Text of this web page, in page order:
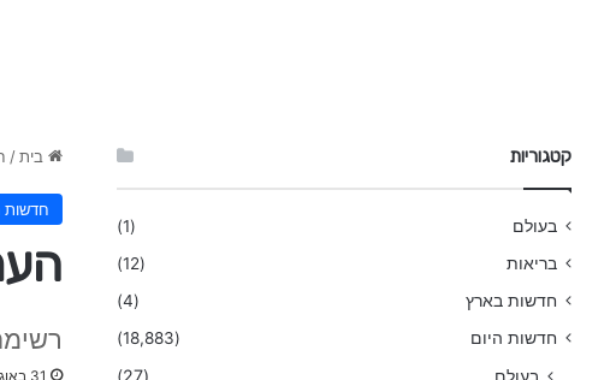
בית /
חדשות
31 באוגוסט 2020
קטגוריות
בעולם
(1)
בריאות
(12)
חדשות בארץ
(4)
חדשות היום
(18,883)
בעולם (27)